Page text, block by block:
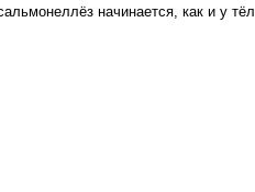
начинается, как и у